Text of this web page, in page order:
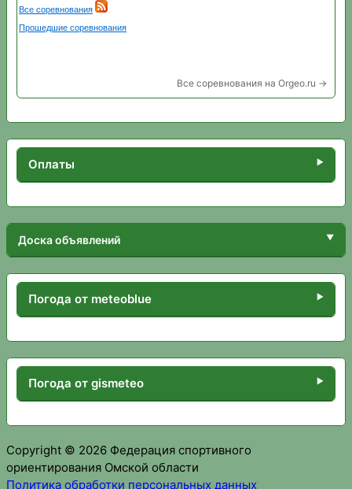
Все соревнования на Orgeo.ru →
Оплаты
Доска объявлений
Погода от meteoblue
Погода от gismeteo
Copyright © 2026 Федерация спортивного
ориентирования Омской области
Политика обработки персональных данных